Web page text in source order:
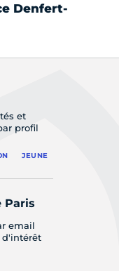
Denfert-
et
profil
JEUNE
Paris
email
d'intérêt